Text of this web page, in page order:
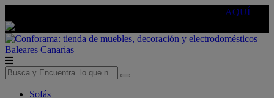
AQUÍ
Baleares Canarias
Sofás